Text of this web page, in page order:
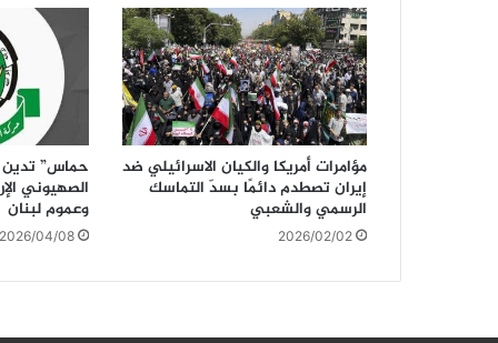
مؤامرات أمريكا والكيان الاسرائيلي ضد
إيران تصطدم دائمًا بسدّ التماسك
الرسمي والشعبي
2026/02/02
حماس”
الصهيوني
وعموم لبنان
2026/04/08